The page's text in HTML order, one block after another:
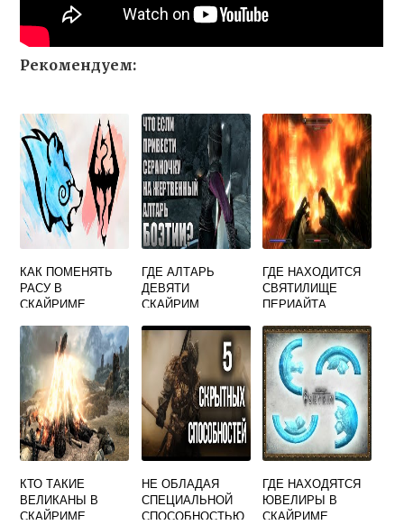
Рекомендуем:
КАК ПОМЕНЯТЬ
РАСУ В
СКАЙРИМЕ
ГДЕ АЛТАРЬ
ДЕВЯТИ
СКАЙРИМ
ГДЕ НАХОДИТСЯ
СВЯТИЛИЩЕ
ПЕРИАЙТА
КТО ТАКИЕ
ВЕЛИКАНЫ В
СКАЙРИМЕ
НЕ ОБЛАДАЯ
СПЕЦИАЛЬНОЙ
СПОСОБНОСТЬЮ
ГДЕ НАХОДЯТСЯ
ЮВЕЛИРЫ В
СКАЙРИМЕ